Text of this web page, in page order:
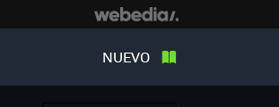
NUEVO